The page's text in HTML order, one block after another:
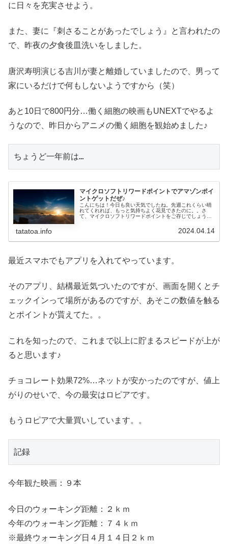
に日々を充実させよう。
また、妻に『刺さることがあったでしょう』と言われたの
で、昨夜の夕食後皿洗いをしました。
唐沢寿明演じる吉川が妻と離婚していましたので、男って
家にいるだけで何もしないようですから（笑）
あと10日で800円分…働く細胞の映画もUNEXTでやるよ
うなので、昨日からアニメの働く細胞を観始めました♪
ちょうど一年前は…
マイクロソフトリワードポイントでアマゾンポイ
ントゲットだぜ♪
こんにちは！今日も良い天気でしたね。先週これくらい晴
れてくれれば、もっと気持ちよく花見できたのに。。さ
て、マイクロソフトリワードポイントをご存じでしょう
tatatoa.info 2024.04.14
最近スマホでもアプリを入れてやっています。
そのアプリ、結構最近気づいたのですが、画面を開くとチ
ェックインって場所があるのですが、あそこの数値を触る
とポイントが貰えてた。。
これを知ったので、これまで以上に貯まるスピードが上が
ると思います♪
チョコレート効果72%…ネットが安かったのですが、値上
がりのせいで、今の最安はロピアです。
もうロピアで大量買いしています。。
記録
今年観た映画：９本
今日のウォーキング距離：２ｋｍ
今年のウォーキング距離：７４ｋｍ
※最終ウォーキング日４月１４日２ｋｍ